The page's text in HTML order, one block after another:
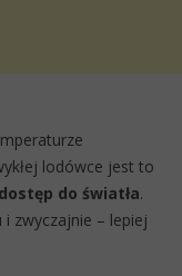
lodówce jest to
do światła.
i zwyczajnie – lepiej